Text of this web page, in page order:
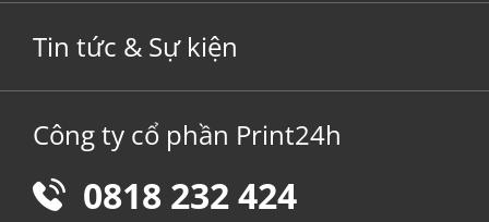
Tin tức & Sự kiện
Công ty cổ phần Print24h
0818 232 424